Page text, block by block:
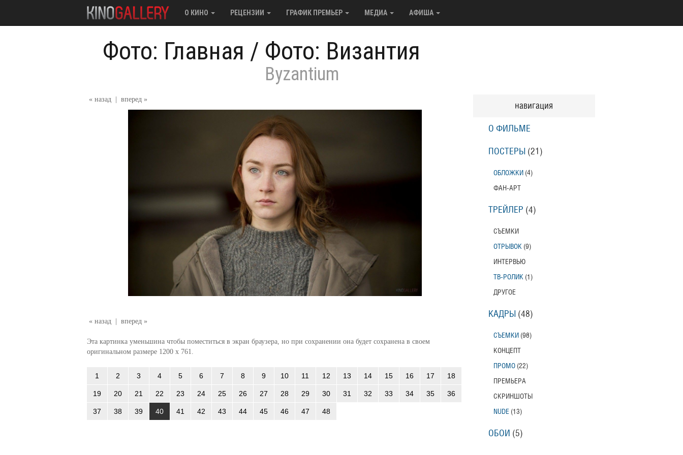
О КИНО РЕЦЕНЗИИ ГРАФИК ПРЕМЬЕР МЕДИА АФИША
Фото: Главная / Фото: Византия
Byzantium
« назад вперед »
« назад | вперед »
Эта картинка уменьшина чтобы поместиться в экран браузера, но при сохранении она будет сохранена в своем
оригинальном размере 1200 x 761.
1 2 3 4 5 6 7 8 9 10 11 12 13 14 15 16 17 18
19 20 21 22 23 24 25 26 27 28 29 30 31 32 33 34 35 36
37 38 39 40 41 42 43 44 45 46 47 48
навигация
О ФИЛЬМЕ
ПОСТЕРЫ (21)
ОБЛОЖКИ (4)
ФАН-АРТ
ТРЕЙЛЕР (4)
СЪЕМКИ
ОТРЫВОК (9)
ИНТЕРВЬЮ
ТВ-РОЛИК (1)
ДРУГОЕ
КАДРЫ (48)
СЪЕМКИ (98)
КОНЦЕПТ
ПРОМО (22)
ПРЕМЬЕРА
СКРИНШОТЫ
NUDE (13)
ОБОИ (5)